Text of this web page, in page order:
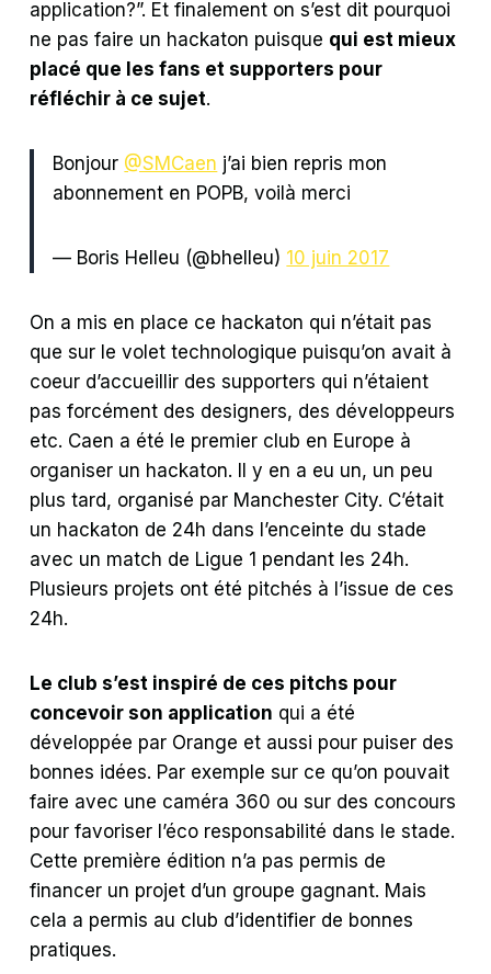
application?”. Et finalement on s’est dit pourquoi
ne pas faire un hackaton puisque qui est mieux
placé que les fans et supporters pour
réfléchir à ce sujet.
Bonjour @SMCaen j’ai bien repris mon
abonnement en POPB, voilà merci
— Boris Helleu (@bhelleu) 10 juin 2017
On a mis en place ce hackaton qui n’était pas
que sur le volet technologique puisqu’on avait à
coeur d’accueillir des supporters qui n’étaient
pas forcément des designers, des développeurs
etc. Caen a été le premier club en Europe à
organiser un hackaton. Il y en a eu un, un peu
plus tard, organisé par Manchester City. C’était
un hackaton de 24h dans l’enceinte du stade
avec un match de Ligue 1 pendant les 24h.
Plusieurs projets ont été pitchés à l’issue de ces
24h.
Le club s’est inspiré de ces pitchs pour
concevoir son application qui a été
développée par Orange et aussi pour puiser des
bonnes idées. Par exemple sur ce qu’on pouvait
faire avec une caméra 360 ou sur des concours
pour favoriser l’éco responsabilité dans le stade.
Cette première édition n’a pas permis de
financer un projet d’un groupe gagnant. Mais
cela a permis au club d’identifier de bonnes
pratiques.